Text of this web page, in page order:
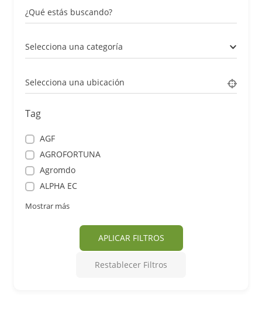
¿Qué estás buscando?
Selecciona una categoría
Selecciona una ubicación
Tag
AGF
AGROFORTUNA
Agromdo
ALPHA EC
Mostrar más
APLICAR FILTROS
Restablecer Filtros